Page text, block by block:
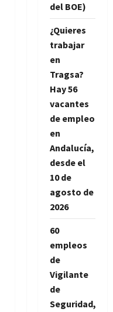
del BOE)
¿Quieres
trabajar
en
Tragsa?
Hay 56
vacantes
de empleo
en
Andalucía,
desde el
10 de
agosto de
2026
60
empleos
de
Vigilante
de
Seguridad,